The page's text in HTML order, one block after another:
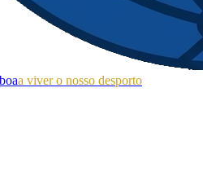
a viver o nosso desporto